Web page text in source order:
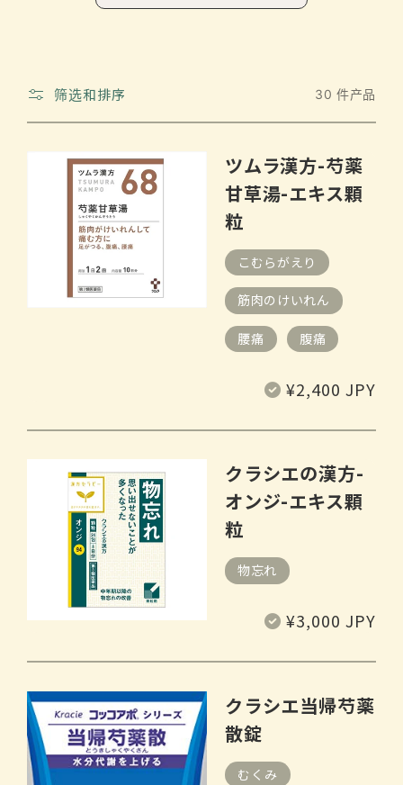
筛选和排序 30 件产品
ツムラ漢方-芍薬
甘草湯-エキス顆
粒
こむらがえり
筋肉のけいれん
腰痛 腹痛
常
价
¥2,400 JPY
クラシエの漢方-
オンジ-エキス顆
粒
物忘れ
常
价
¥3,000 JPY
クラシエ当帰芍薬
散錠
むくみ